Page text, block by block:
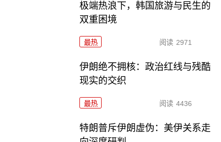
极端热浪下，韩国旅游与民生的
双重困境
最热 阅读 2971
伊朗绝不拥核：政治红线与残酷
现实的交织
最热 阅读 4436
特朗普斥伊朗虚伪：美伊关系走